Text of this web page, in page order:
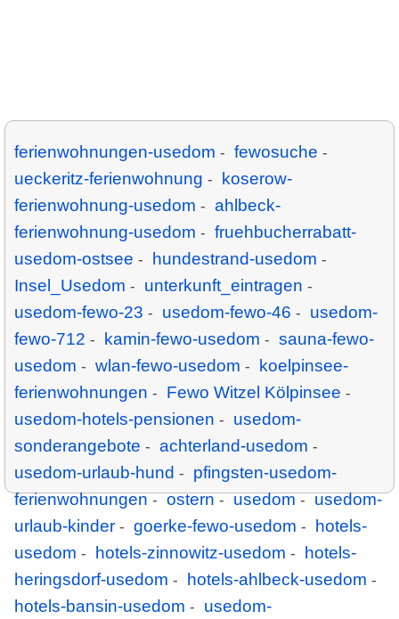
ferienwohnungen-usedom - fewosuche -
ueckeritz-ferienwohnung -
koserow-
ferienwohnung-usedom - ahlbeck-
ferienwohnung-usedom - fruehbucherrabatt-
usedom-ostsee - hundestrand-usedom -
Insel_Usedom - unterkunft_eintragen -
usedom-fewo-23 - usedom-fewo-46 - usedom-
fewo-712 - kamin-fewo-usedom - sauna-fewo-
usedom - wlan-fewo-usedom -
koelpinsee-
ferienwohnungen - Fewo Witzel Kölpinsee -
usedom-hotels-pensionen - usedom-
sonderangebote - achterland-usedom -
usedom-urlaub-hund - pfingsten-usedom-
ferienwohnungen - ostern - usedom - usedom-
urlaub-kinder - goerke-fewo-usedom -
hotels-
usedom - hotels-zinnowitz-usedom -
hotels-
heringsdorf-usedom - hotels-ahlbeck-usedom -
hotels-bansin-usedom - usedom-